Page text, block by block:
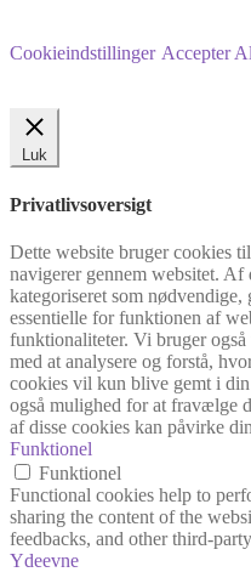
Cookieindstillinger Accepter
Luk
Privatlivsoversigt
Dette website bruger cookies
navigerer gennem websitet. Af
kategoriseret som nødvendige,
essentielle for funktionen af
funktionaliteter. Vi bruger
med at analysere og forstå,
cookies vil kun blive gemt i
også mulighed for at fravælge
af disse cookies kan påvirke
Funktionel
Funktionel
Functional cookies help to
sharing the content of the
feedbacks, and other third-
Ydeevne